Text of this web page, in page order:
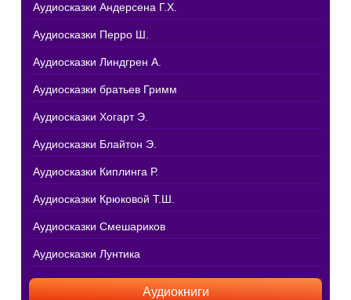
Аудиосказки Андерсена Г.Х.
Аудиосказки Перро Ш.
Аудиосказки Линдгрен А.
Аудиосказки братьев Гримм
Аудиосказки Хогарт Э.
Аудиосказки Блайтон Э.
Аудиосказки Киплинга Р.
Аудиосказки Крюковой Т.Ш.
Аудиосказки Смешариков
Аудиосказки Лунтика
Аудиокниги